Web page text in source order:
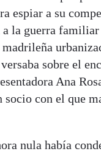
espiar a su
a la guerra familiar
madrileña
sobre el
Ana
socio con el que
nula había